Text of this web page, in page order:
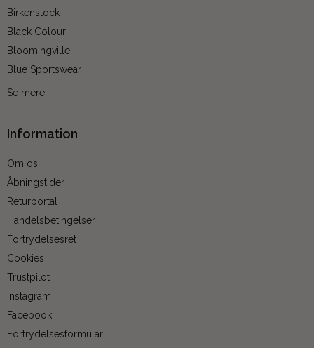
Birkenstock
Black Colour
Bloomingville
Blue Sportswear
Se mere
Information
Om os
Åbningstider
Returportal
Handelsbetingelser
Fortrydelsesret
Cookies
Trustpilot
Instagram
Facebook
Fortrydelsesformular